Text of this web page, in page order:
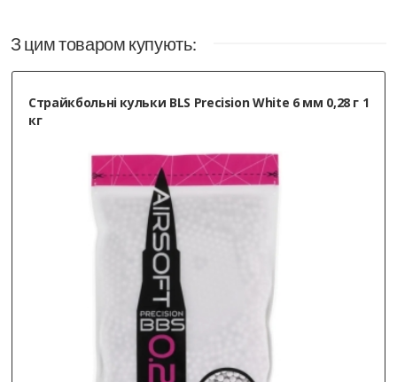
З цим товаром купують:
Страйкбольні кульки BLS Precision White 6 мм 0,28 г 1
кг